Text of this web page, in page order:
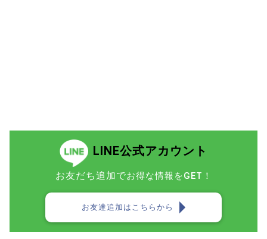
LINE公式アカウント
お友だち追加でお得な情報をGET！
お友達追加はこちらから